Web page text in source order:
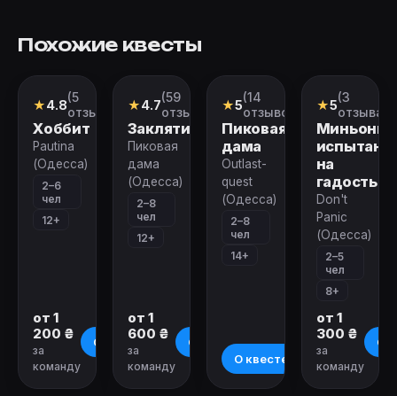
Похожие квесты
Квест
★4.8(5
отзывов)
Хоббит
Pautina
(Одесса)
2–6
чел
12+
от 1
200 ₴
за
команду
О квесте
Квест
★4.7(59
отзывов)
Заклятие
Пиковая
дама
(Одесса)
2–8
чел
12+
от 1
600 ₴
за
команду
О квесте
Перформанс
★5(14
отзывов)
Пиковая
дама
Outlast-
quest
(Одесса)
2–8
чел
14+
О квесте
Квест
★5(3
отзыва)
Миньоны:
на
гадость
Don't
Panic
(Одесса)
2–5
чел
8+
от 1
300 ₴
за
команду
О